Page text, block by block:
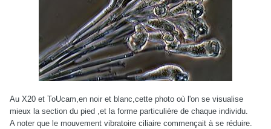
Au X20 et ToUcam,en noir et blanc,cette photo où l'on se visualise
mieux la section du pied ,et la forme particulière de chaque individu.
A noter que le mouvement vibratoire ciliaire commençait à se réduire.